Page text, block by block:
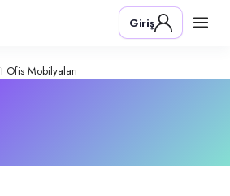
– Şirket
Bursa bölgesinde ofis mobilyaları
Giriş
Ofis Mobilyaları